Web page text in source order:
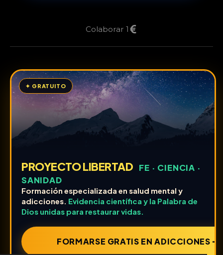
Colaborar 1
✦ GRATUITO
PROYECTO LIBERTAD
FE · CIENCIA ·
SANIDAD
Formación especializada en salud mental y
adicciones. Evidencia científica y la Palabra de
Dios unidas para restaurar vidas.
FORMARSE GRATIS EN ADICCIONES ➔